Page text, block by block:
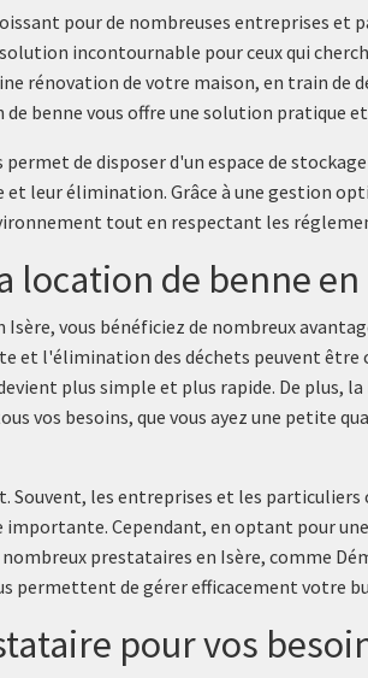
pour de nombreuses entreprises et
incontournable pour ceux qui
rénovation de votre maison, en train de
benne vous offre une solution pratique
permet de disposer d'un espace de
leur élimination. Grâce à une gestion
tout en respectant les
location de benne
Isère, vous bénéficiez de nombreux
et l'élimination des déchets peuvent être
plus simple et plus rapide. De plus,
vos besoins, que vous ayez une petite
Souvent, les entreprises et les
importante. Cependant, en optant pour
prestataires en Isère, comme
permettent de gérer efficacement votre
pour vos